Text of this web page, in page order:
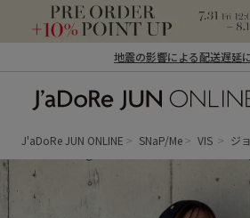
地震の影響による配送遅延
ン オンライン）
J'aDoRe JUN ONLINE SNaP/Me VIS ジ